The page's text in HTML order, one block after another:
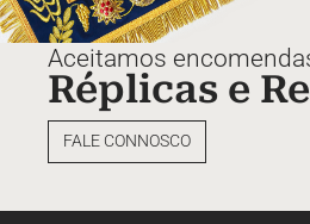
Aceitamos
Réplicas e
FALE CONNOSCO